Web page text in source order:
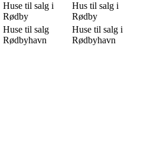
Huse til salg i
Rødby
Hus til salg i
Rødby
Huse til salg
Rødbyhavn
Huse til salg i
Rødbyhavn